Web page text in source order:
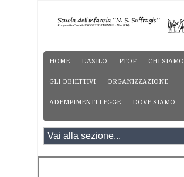
HOME L’ASILO PTOF CHI SIAMO
GLI OBIETTIVI ORGANIZZAZIONE
ADEMPIMENTI LEGGE DOVE SIAMO